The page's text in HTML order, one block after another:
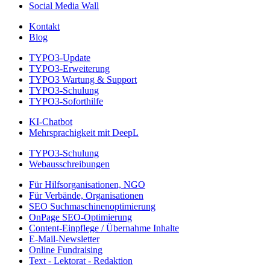
Social Media Wall
Kontakt
Blog
TYPO3-Update
TYPO3-Erweiterung
TYPO3 Wartung & Support
TYPO3-Schulung
TYPO3-Soforthilfe
KI-Chatbot
Mehrsprachigkeit mit DeepL
TYPO3-Schulung
Webausschreibungen
Für Hilfsorganisationen, NGO
Für Verbände, Organisationen
SEO Suchmaschinenoptimierung
OnPage SEO-Optimierung
Content-Einpflege / Übernahme Inhalte
E-Mail-Newsletter
Online Fundraising
Text - Lektorat - Redaktion